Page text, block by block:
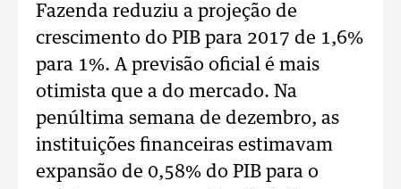
Fazenda reduziu a projeção de
crescimento do PIB para 2017 de 1,6%
para 1%. A previsão oficial é mais
otimista que a do mercado. Na
penúltima semana de dezembro, as
instituições financeiras estimavam
expansão de 0,58% do PIB para o